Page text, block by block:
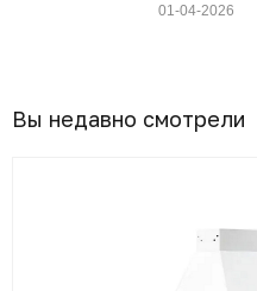
01-04-2026
Вы недавно смотрели